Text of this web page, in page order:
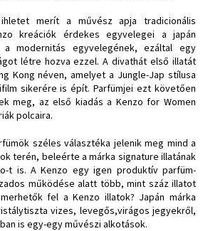
merít a művész apja tradicionális
kreációk érdekes egyvelegei a japán
modernitás egyvelegének, ezáltal egy
létre hozva ezzel. A divathát első illatát
Kong néven, amelyet a Jungle-Jap stílusa
sikerére is épít. Parfümjei ezt követően
meg, az első kiadás a Kenzo for Women
polcaira.
széles választéka jelenik meg mind a
terén, beleérte a márka signature illatának
t is. A Kenzo egy igen produktív parfüm-
működése alatt több, mint száz illatot
fel a Kenzo illatok? Japán márka
vizes, levegős,virágos jegyekről,
is egy-egy művészi alkotások.